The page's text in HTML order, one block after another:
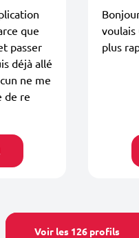
que
passer
déjà allé
ne me
de re
voulais
plus
Voir les 126 profils